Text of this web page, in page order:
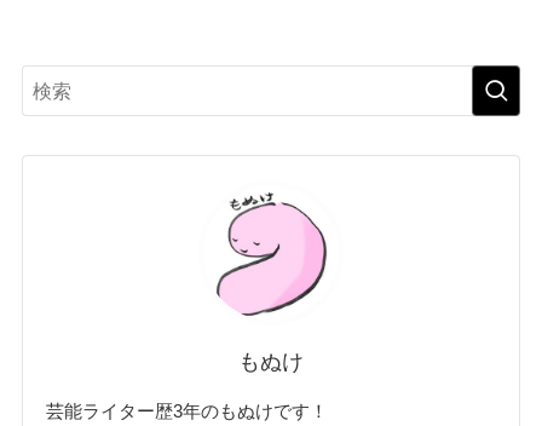
もぬけ
芸能ライター歴3年のもぬけです！